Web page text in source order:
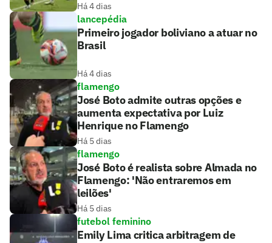
Há 4 dias
lancepédia
Primeiro jogador boliviano a atuar no
Brasil
Há 4 dias
flamengo
José Boto admite outras opções e
aumenta expectativa por Luiz
Henrique no Flamengo
Há 5 dias
flamengo
José Boto é realista sobre Almada no
Flamengo: 'Não entraremos em
leilões'
Há 5 dias
futebol feminino
Emily Lima critica arbitragem de